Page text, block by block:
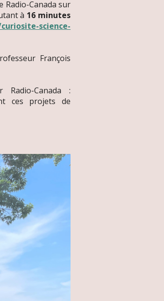
Radio-Canada sur
à 16 minutes
science-
François
Canada :
ces projets de